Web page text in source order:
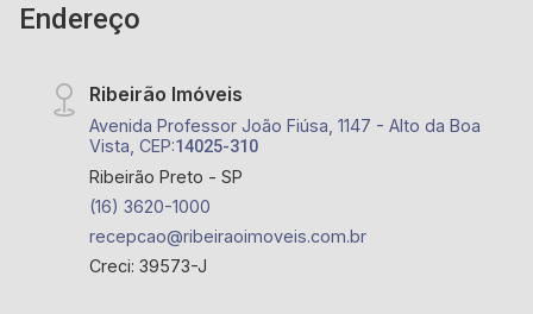
Endereço
Ribeirão Imóveis
Avenida Professor João Fiúsa, 1147 - Alto da Boa
Vista, CEP:14025-310
Ribeirão Preto - SP
(16) 3620-1000
recepcao@ribeiraoimoveis.com.br
Creci: 39573-J